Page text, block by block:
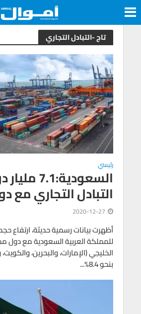
تاج -التبادل التجاري
رئيسي
التبادل التجاري مع
2020-12-27
أظهرت بيانات رسمية حديثة، ارتفاع
للمملكة العربية السعودية مع دول
الخليجي (الإمارات، والبحرين،
بنحو 8.4%...